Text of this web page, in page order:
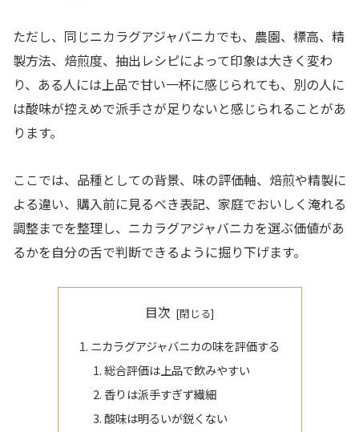
ただし、同じニカラグアジャバニカでも、農園、標高、精
製方法、焙煎度、抽出レシピによって印象は大きく変わ
り、ある人には上品で甘い一杯に感じられても、別の人に
は酸味が控えめで派手さが足りないと感じられることがあ
ります。
ここでは、品種としての背景、味の評価軸、焙煎や精製に
よる違い、購入前に見るべき表記、家庭でおいしく淹れる
調整までを整理し、ニカラグアジャバニカを選ぶ価値があ
るかを自分の舌で判断できるように掘り下げます。
目次
ニカラグアジャバニカの味を評価する
総合評価は上品で飲みやすい
香りは派手すぎず繊細
酸味は明るいが鋭くない